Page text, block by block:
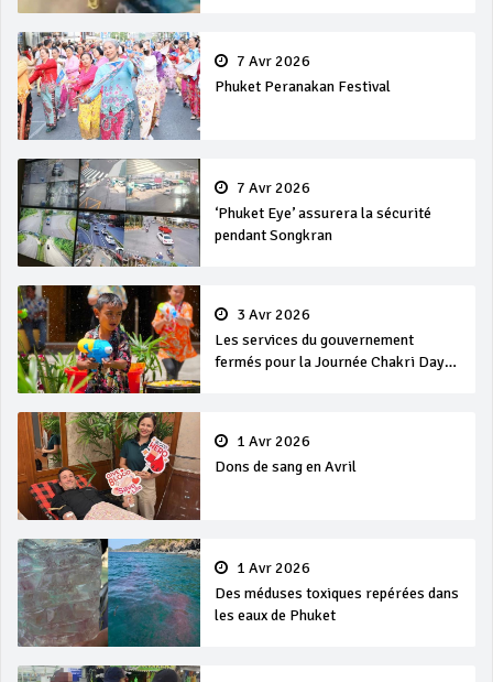
7 Avr 2026
Phuket Peranakan Festival
7 Avr 2026
‘Phuket Eye’ assurera la sécurité
pendant Songkran
3 Avr 2026
Les services du gouvernement
fermés pour la Journée Chakri Day
1 Avr 2026
Dons de sang en Avril
1 Avr 2026
Des méduses toxiques repérées dans
les eaux de Phuket